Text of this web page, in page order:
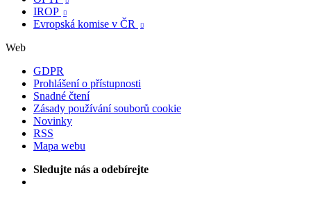
IROP 
Evropská komise v ČR 
Web
GDPR
Prohlášení o přístupnosti
Snadné čtení
Zásady používání souborů cookie
Novinky
RSS
Mapa webu
Sledujte nás a odebírejte